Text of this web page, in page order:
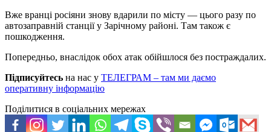
Вже вранці росіяни знову вдарили по місту — цього разу по
автозаправній станції у Зарічному районі. Там також є
пошкодження.
Попередньо, внаслідок обох атак обійшлося без постраждалих.
Підписуйтесь на нас у ТЕЛЕГРАМ – там ми даємо
оперативну інформацію
Поділитися в соціальних мережах